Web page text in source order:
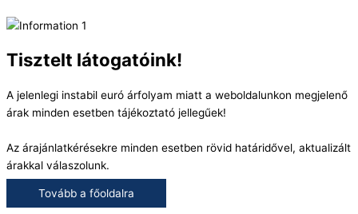
Tisztelt látogatóink!
A jelenlegi instabil euró árfolyam miatt a weboldalunkon megjelenő
árak minden esetben tájékoztató jellegűek!
Az árajánlatkérésekre minden esetben rövid határidővel, aktualizált
árakkal válaszolunk.
Tovább a főoldalra